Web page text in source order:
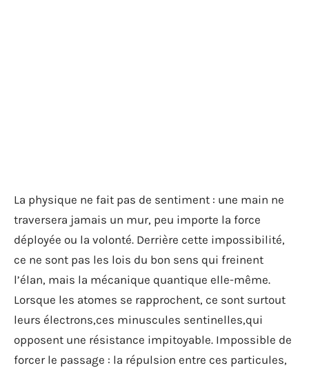
La physique ne fait pas de sentiment : une main ne
traversera jamais un mur, peu importe la force
déployée ou la volonté. Derrière cette impossibilité,
ce ne sont pas les lois du bon sens qui freinent
l’élan, mais la mécanique quantique elle-même.
Lorsque les atomes se rapprochent, ce sont surtout
leurs électrons,ces minuscules sentinelles,qui
opposent une résistance impitoyable. Impossible de
forcer le passage : la répulsion entre ces particules,